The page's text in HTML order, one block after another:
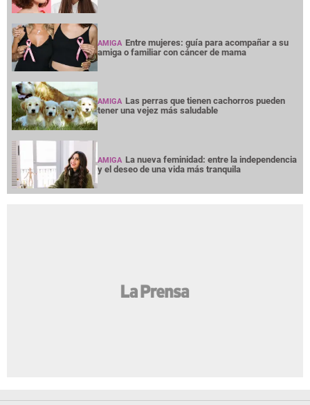
AMIGA Entre mujeres: guía para acompañar a su
amiga o familiar con cáncer de mama
AMIGA Las perras que tienen cachorros pueden
tener una vejez más saludable
AMIGA La nueva feminidad: entre la independencia
y el deseo de una vida más tranquila